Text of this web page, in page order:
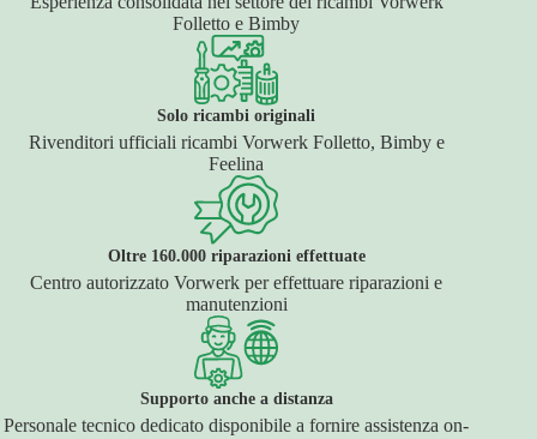
Folletto e Bimby
Solo ricambi originali
Rivenditori ufficiali ricambi Vorwerk Folletto, Bimby e
Feelina
Oltre 160.000 riparazioni effettuate
Centro autorizzato Vorwerk per effettuare riparazioni e
manutenzioni
Supporto anche a distanza
Personale tecnico dedicato disponibile a fornire assistenza on-